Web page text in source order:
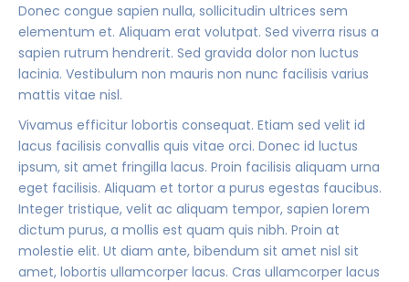
Donec congue sapien nulla, sollicitudin ultrices sem
elementum et. Aliquam erat volutpat. Sed viverra risus a
sapien rutrum hendrerit. Sed gravida dolor non luctus
lacinia. Vestibulum non mauris non nunc facilisis varius
mattis vitae nisl.
Vivamus efficitur lobortis consequat. Etiam sed velit id
lacus facilisis convallis quis vitae orci. Donec id luctus
ipsum, sit amet fringilla lacus. Proin facilisis aliquam urna
eget facilisis. Aliquam et tortor a purus egestas faucibus.
Integer tristique, velit ac aliquam tempor, sapien lorem
dictum purus, a mollis est quam quis nibh. Proin at
molestie elit. Ut diam ante, bibendum sit amet nisl sit
amet, lobortis ullamcorper lacus. Cras ullamcorper lacus